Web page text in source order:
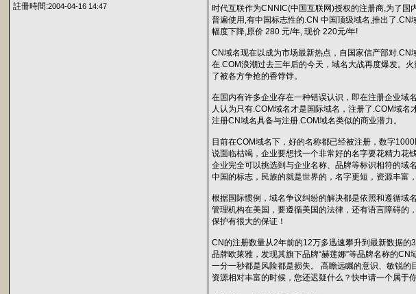
註冊時間:2004-04-16 14:47
时代互联作为CNNIC(中国互联网)授权的注册商,为了国
普遍使用,有中国标志性的.CN 中国顶级域名,推出了.CN
幅度下降,原价 280 元/年, 现价 220元/年!
CN域名现在以成为市场最新热点，自国家信产部对.CN
在.COM浪潮过去三年后的今天，域名大战再度爆发。
了被各方争抢的香饽饽。
在国内有许多企业存在一种错误认识，即在注册企业域
人认为只有.COM域名才是国际域名，注册了.COM域名
注册CN域名具备与注册.COM域名类似的商业潜力。
目前在COM域名下，好的名称都已经被注册，数字
说面临枯竭，企业要想找一个非常好的名字要花精力花
企业完全可以挑选到与企业名称、品牌等标识相符的域
中国的标志，民族的就是世界的，名字更短，资源丰富
根据国际惯例，域名争议纠纷的解决都是依照和遵循域
管理机构在美国，要遵循美国的法律，还有语言障碍的
保护有很大的保证！
CN的注册数量从2年前的12万多迅速攀升到最新数据
品牌欧莱雅，发现其旗下品牌“赫莲娜”等品牌名称的
一分一秒都是风险都是损失。 高瞻远瞩的意识、敏锐的
资源相对丰富的时候，您还迟疑什么？快申请一个属于